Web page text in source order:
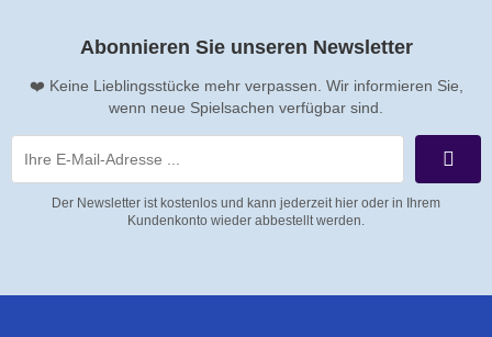
Abonnieren Sie unseren Newsletter
❤️ Keine Lieblingsstücke mehr verpassen. Wir informieren Sie,
wenn neue Spielsachen verfügbar sind.
Der Newsletter ist kostenlos und kann jederzeit hier oder in Ihrem
Kundenkonto wieder abbestellt werden.